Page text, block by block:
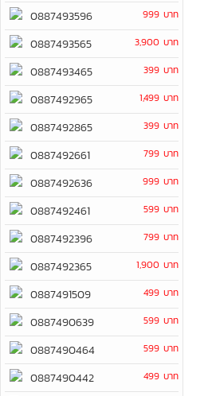
0887493596 999 บาท
0887493565 3,900 บาท
0887493465 399 บาท
0887492965 1,499 บาท
0887492865 399 บาท
0887492661 799 บาท
0887492636 999 บาท
0887492461 599 บาท
0887492396 799 บาท
0887492365 1,900 บาท
0887491509 499 บาท
0887490639 599 บาท
0887490464 599 บาท
0887490442 499 บาท